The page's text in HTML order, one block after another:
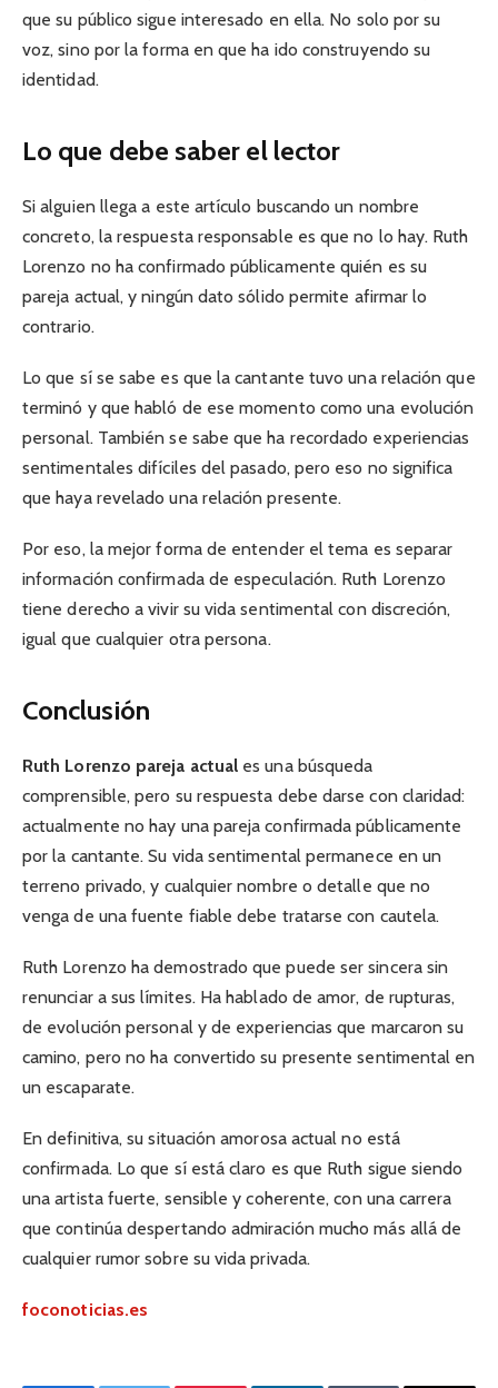
que su público sigue interesado en ella. No solo por su
voz, sino por la forma en que ha ido construyendo su
identidad.
Lo que debe saber el lector
Si alguien llega a este artículo buscando un nombre
concreto, la respuesta responsable es que no lo hay. Ruth
Lorenzo no ha confirmado públicamente quién es su
pareja actual, y ningún dato sólido permite afirmar lo
contrario.
Lo que sí se sabe es que la cantante tuvo una relación que
terminó y que habló de ese momento como una evolución
personal. También se sabe que ha recordado experiencias
sentimentales difíciles del pasado, pero eso no significa
que haya revelado una relación presente.
Por eso, la mejor forma de entender el tema es separar
información confirmada de especulación. Ruth Lorenzo
tiene derecho a vivir su vida sentimental con discreción,
igual que cualquier otra persona.
Conclusión
Ruth Lorenzo pareja actual es una búsqueda
comprensible, pero su respuesta debe darse con claridad:
actualmente no hay una pareja confirmada públicamente
por la cantante. Su vida sentimental permanece en un
terreno privado, y cualquier nombre o detalle que no
venga de una fuente fiable debe tratarse con cautela.
Ruth Lorenzo ha demostrado que puede ser sincera sin
renunciar a sus límites. Ha hablado de amor, de rupturas,
de evolución personal y de experiencias que marcaron su
camino, pero no ha convertido su presente sentimental en
un escaparate.
En definitiva, su situación amorosa actual no está
confirmada. Lo que sí está claro es que Ruth sigue siendo
una artista fuerte, sensible y coherente, con una carrera
que continúa despertando admiración mucho más allá de
cualquier rumor sobre su vida privada.
foconoticias.es